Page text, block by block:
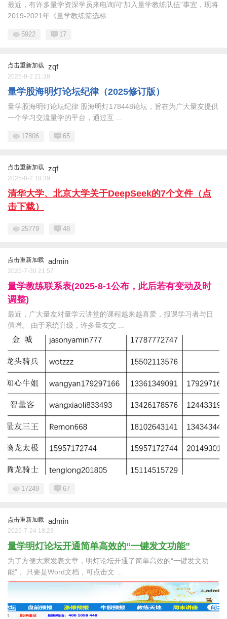
最近，有许多量学资深学员来电询问“加入量学教练队伍”事宜，现将
2019-2021年《量学教练筛选标 ...
5922 17
点击重新加载 zqf
2025-8-2 21:38
量学股海明灯论坛纪律（2025修订版）
量学股海明灯论坛纪律 股海明灯178448论坛，旨在为广大量友提供
一个学习交流量学的平台，通过互 ...
17806 65
点击重新加载 zqf
2025-8-2 18:39
清华大学、北京大学关于DeepSeek的7个文件（点
击下载）
25779 48
点击重新加载 admin
2025-7-30 21:57
量学教练联系表(2025-8-1公布，此后若有变动及时
调整)
最近，广大量友对量学云讲堂的课程越来越喜爱，报课学习者与日
俱增。 由于系统升级，许多量友交 ...
17249 67
点击重新加载 admin
2025-7-24 18:23
量学明灯论坛开通简单高效的“一键发文功能”
为了方便大家发表文章，明灯论坛开通了简单高效的“一键发文功
能”， 只要是Word文档，可点击文 ...